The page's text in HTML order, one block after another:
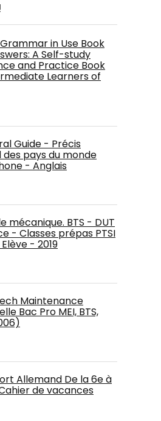
in Use Book
A Self-study
and Practice Book
Learners of
Guide - Précis
pays du monde
- Anglais
mécanique. BTS - DUT
- Classes prépas PTSI
- 2019
Maintenance
Bac Pro MEI, BTS,
Allemand De la 6e à
de vacances